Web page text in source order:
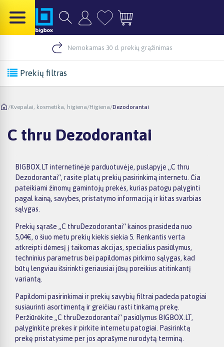
Nemokamas 30 d. prekių grąžinimas
Prekių filtras
/Kvepalai, kosmetika, higiena/Higiena/Dezodorantai
C thru Dezodorantai
BIGBOX.LT internetinėje parduotuvėje, puslapyje „C thru
Dezodorantai“, rasite platų prekių pasirinkimą internetu. Čia
pateikiami žinomų gamintojų prekės, kurias patogu palyginti
pagal kainą, savybes, pristatymo informaciją ir kitas svarbias
sąlygas.
Prekių sąraše „C thruDezodorantai“ kainos prasideda nuo
5,04€, o šiuo metu prekių kiekis siekia 5. Renkantis verta
atkreipti dėmesį į taikomas akcijas, specialius pasiūlymus,
techninius parametrus bei papildomas pirkimo sąlygas, kad
būtų lengviau išsirinkti geriausiai jūsų poreikius atitinkantį
variantą.
Papildomi pasirinkimai ir prekių savybių filtrai padeda patogiai
susiaurinti asortimentą ir greičiau rasti tinkamą prekę.
Peržiūrėkite „C thruDezodorantai“ pasiūlymus BIGBOX.LT,
palyginkite prekes ir pirkite internetu patogiai. Pasirinktą
prekę pristatysime per jos aprašyme nurodytą terminą.